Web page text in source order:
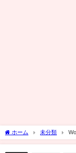
ホーム 未分類